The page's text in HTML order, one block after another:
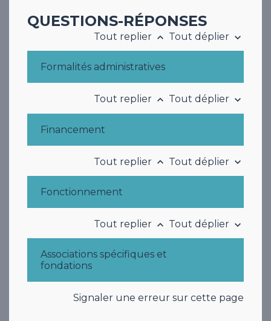
QUESTIONS-RÉPONSES
Tout replier keyboard_arrow_up Tout déplier keyboard_arrow_down
Formalités administratives
Tout replier keyboard_arrow_up Tout déplier keyboard_arrow_down
Financement
Tout replier keyboard_arrow_up Tout déplier keyboard_arrow_down
Fonctionnement
Tout replier keyboard_arrow_up Tout déplier keyboard_arrow_down
Associations spécifiques et
fondations
Signaler une erreur sur cette page